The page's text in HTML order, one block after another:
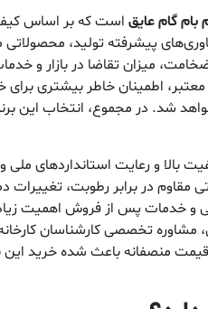
بام گام عایق است که بر اساس
پیشرفته تولید،
میزان تقاضا در بازار و
اطمینان خاطر بیشتری برای
شد. در مجموع، انتخاب این برند
بالا و رعایت استانداردهای ملی و
مقاوم در برابر رطوبت،
و خدمات پس از فروش اهمیت
مشاوره تخصصی کارشناسان
منصفانه باعث شده خرید این